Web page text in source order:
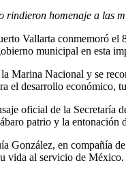
homenaje a las
Vallarta conmemoró
municipal en esta
Marina Nacional y se
el desarrollo económico,
oficial de la
patrio y la
González, en compañía
vida al servicio de México.